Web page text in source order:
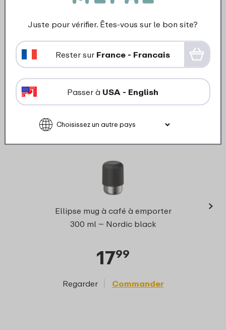
Fabriqué à partir de 90 % d’acier inoxydable recyclé
Produits assortis
Ellipse mug à café à emporter
300 ml – Nordic black
1799
Regarder Commander
›
Juste pour vérifier. Êtes-vous sur le bon site?
Rester sur France - Francais
Passer à USA - English